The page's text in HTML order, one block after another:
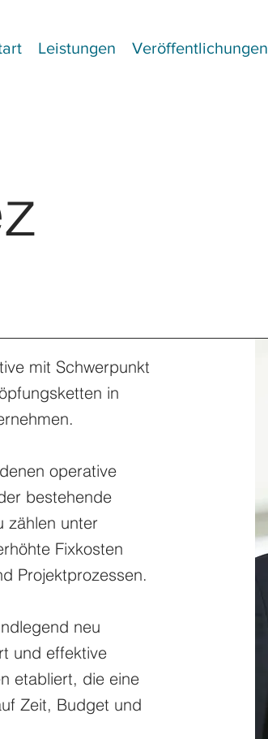
Leistungen Veröffentlichungen
mit Schwerpunkt
in
operative
bestehende
zählen unter
Fixkosten
Projektprozessen.
neu
und effektive
etabliert, die eine
Zeit, Budget und